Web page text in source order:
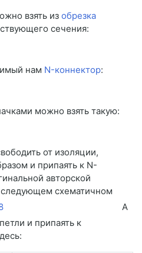
взять из обрезка
сечения:
нам N-коннектор:
можно взять такую:
от изоляции,
и припаять к N-
авторской
следующем схематичном
А
и припаять к